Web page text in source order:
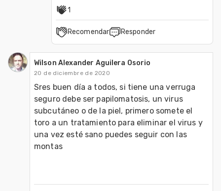
1
Recomendar Responder
Wilson Alexander Aguilera Osorio
20 de diciembre de 2020
Sres buen día a todos, si tiene una verruga
seguro debe ser papilomatosis, un virus
subcutáneo o de la piel, primero somete el
toro a un tratamiento para eliminar el virus y
una vez esté sano puedes seguir con las
montas